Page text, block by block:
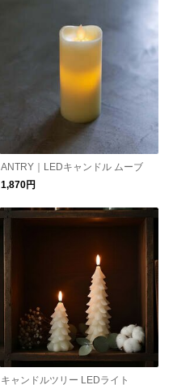
ANTRY｜LEDキャンドル ムーブ
1,870円
キャンドルツリー LEDライト